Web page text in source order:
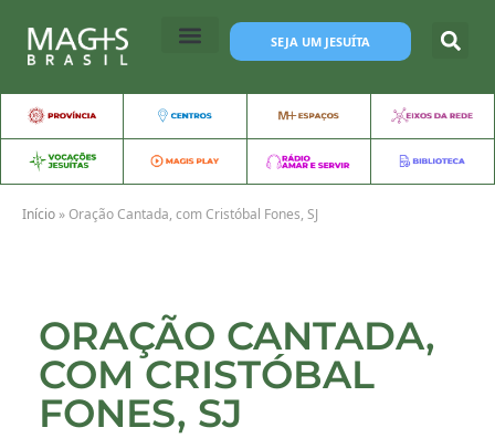
SEJA UM JESUÍTA
Início »Oração Cantada, com Cristóbal Fones, SJ
ORAÇÃO CANTADA,
COM CRISTÓBAL
FONES, SJ